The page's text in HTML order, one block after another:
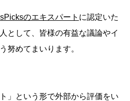
のエキスパート に認定いた
として、皆様の有益な議論やイ
努めてまいります。
」という形で外部から評価をい